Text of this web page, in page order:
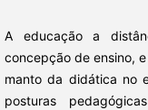
A educação a
concepção de ensino,
manto da didática no
posturas